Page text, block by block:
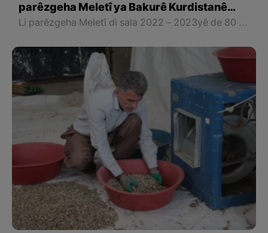
parêzgeha Meletî ya Bakurê Kurdistanê
435 milyon dolar derbas kir
Li parêzgeha Meletî di sala 2022 – 2023yê de 80 hezar û 606 tonên qeysiyên hişk kirî derveyî welat re hatiye henarde kirin û 435 milyon û 546 hezar dolar dahat hatiye bidest xistin.